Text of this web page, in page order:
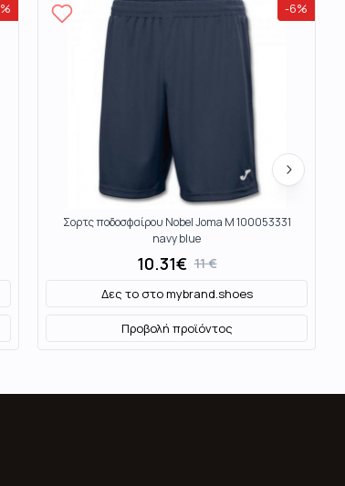
% -6%
Σορτς ποδοσφαίρου Nobel Joma M 100053331
navy blue
10.31€ 11€
Δες το στοmybrand.shoes
Προβολή προϊόντος